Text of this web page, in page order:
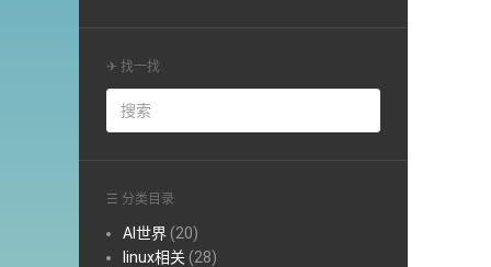
✈ 找一找
☰ 分类目录
AI世界 (20)
linux相关 (28)